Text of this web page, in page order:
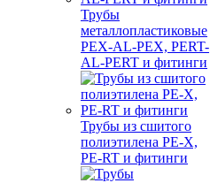
Трубы
металлопластиковые
PEX-AL-PEX, PERT-
AL-PERT и фитинги
Трубы из сшитого
полиэтилена PE-X,
PE-RT и фитинги